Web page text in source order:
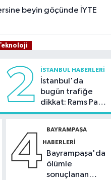
92,3 oldu
yazlık sinemada
2 İSTANBUL HABERLERI
İstanbul'da
bugün trafiğe
dikkat: Rams Park
çevresinde bazı
4 BAYRAMPAŞA
HABERLERI
Bayrampaşa'da
ölümle
sonuçlanan